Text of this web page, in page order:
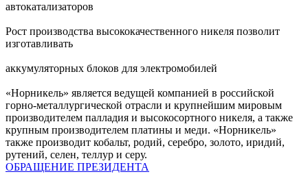
автокатализаторов
Рост производства высококачественного никеля позволит
изготавливать
аккумуляторных блоков для электромобилей
«Норникель» является ведущей компанией в российской
горно-металлургической отрасли и крупнейшим мировым
производителем палладия и высокосортного никеля, а также
крупным производителем платины и меди. «Норникель»
также производит кобальт, родий, серебро, золото, иридий,
рутений, селен, теллур и серу.
ОБРАЩЕНИЕ ПРЕЗИДЕНТА